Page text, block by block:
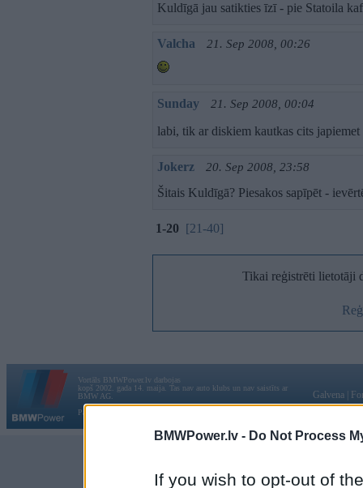
BMWPower.lv - Do Not Process
If you wish to opt-out of
Kuldīgā jau satikties īzī - pie Statoila
Valcha 21. Sep 2008, 00:26
Sunday 21. Sep 2008, 00:04
labi, tik ar diskiem kautkas cits japiemet
Jokerz 20. Sep 2008, 23:58
Šitais Kuldīgā? Piesakos sapīpēt -
1-20 [21-40]
Tikai reģistrēti lietotāji
Vortāls BMWPower.lv darbojas
kopš 2002. gada 14. maija. Tas nav auto klubs un nav saistīts ar
BMW AG.
Par BMWPower
Galvena